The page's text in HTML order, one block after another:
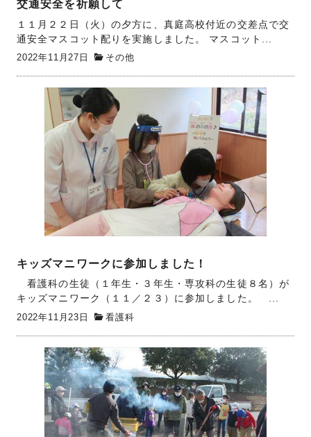
交通安全を祈願して
１１月２２日（火）の夕方に、真庭高校付近の交差点で交
通安全マスコット配りを実施しました。 マスコット...
2022年11月27日
その他
キッズマニワークに参加しました！
看護科の生徒（１年生・３年生・専攻科の生徒８名）が
キッズマニワーク（１１／２３）に参加しました。 ...
2022年11月23日
看護科